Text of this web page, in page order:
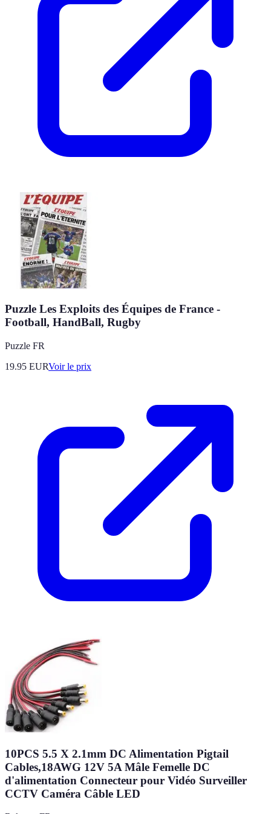
Puzzle Les Exploits des Équipes de France -
Football, HandBall, Rugby
Puzzle FR
19.95 EURVoir le prix
10PCS 5.5 X 2.1mm DC Alimentation Pigtail
Cables,18AWG 12V 5A Mâle Femelle DC
d'alimentation Connecteur pour Vidéo Surveiller
CCTV Caméra Câble LED